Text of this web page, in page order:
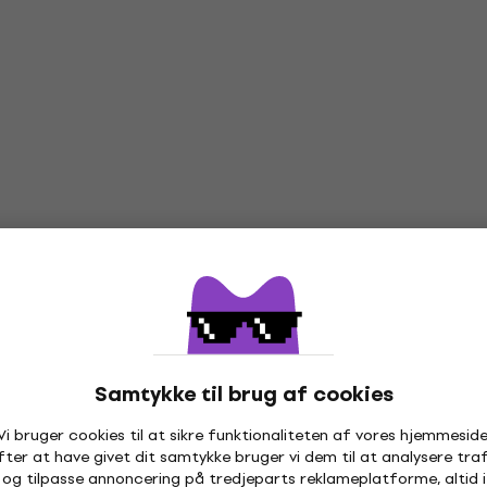
Samtykke til brug af cookies
bruger cookies til at sikre funktionaliteten af vores
at have givet dit samtykke bruger vi dem til at analysere
og tilpasse annoncering på tredjeparts reklameplatforme, altid i
Kundeanmeldelser af produktet
5